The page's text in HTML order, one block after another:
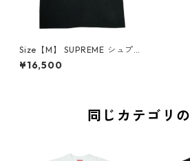
Size【M】 SUPREME シュプ
リーム 26SS FML Tee Black T
シャツ 黒 【新古品・未使用
¥16,500
同じカテゴリ